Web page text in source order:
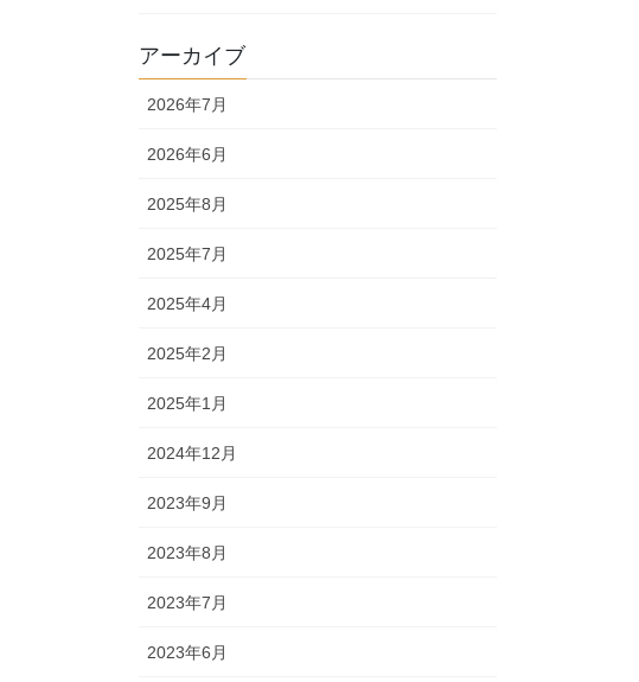
アーカイブ
2026年7月
2026年6月
2025年8月
2025年7月
2025年4月
2025年2月
2025年1月
2024年12月
2023年9月
2023年8月
2023年7月
2023年6月